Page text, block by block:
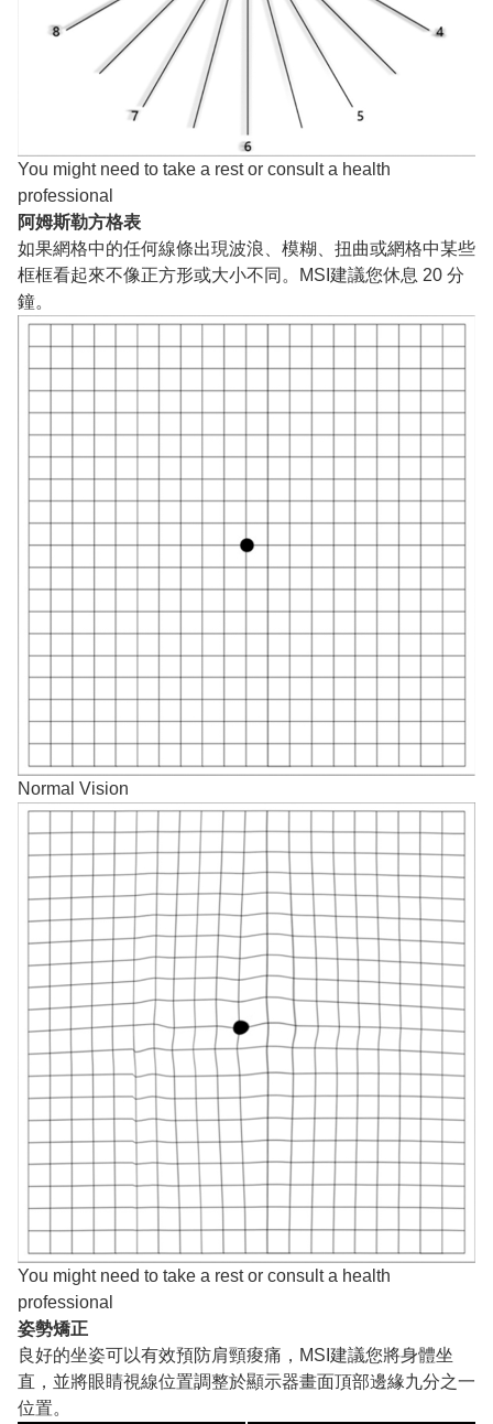
You might need to take a rest or consult a health
professional
阿姆斯勒方格表
如果網格中的任何線條出現波浪、模糊、扭曲或網格中某些
框框看起來不像正方形或大小不同。MSI建議您休息 20 分
鐘。
Normal Vision
You might need to take a rest or consult a health
professional
姿勢矯正
良好的坐姿可以有效預防肩頸痠痛，MSI建議您將身體坐
直，並將眼睛視線位置調整於顯示器畫面頂部邊緣九分之一
位置。